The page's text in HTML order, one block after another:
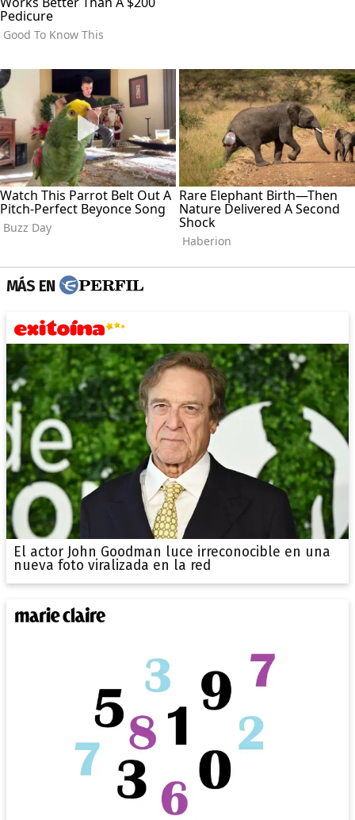
MÁS EN
El actor John Goodman luce irreconocible en una
nueva foto viralizada en la red